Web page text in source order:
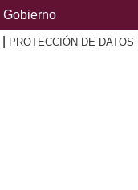
Gobierno
PROTECCIÓN DE DATOS